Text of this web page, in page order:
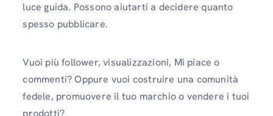
luce guida. Possono aiutarti a decidere quanto
spesso pubblicare.
Vuoi più follower, visualizzazioni, Mi piace o
commenti? Oppure vuoi costruire una comunità
fedele, promuovere il tuo marchio o vendere i tuoi